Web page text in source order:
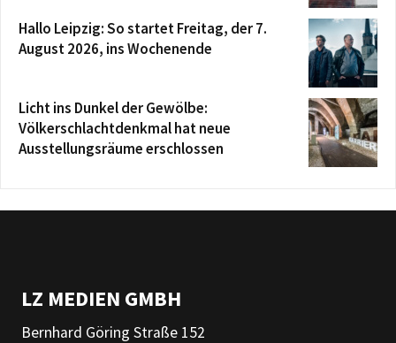
Hallo Leipzig: So startet Freitag, der 7.
August 2026, ins Wochenende
Licht ins Dunkel der Gewölbe:
Völkerschlachtdenkmal hat neue
Ausstellungsräume erschlossen
LZ MEDIEN GMBH
Bernhard Göring Straße 152